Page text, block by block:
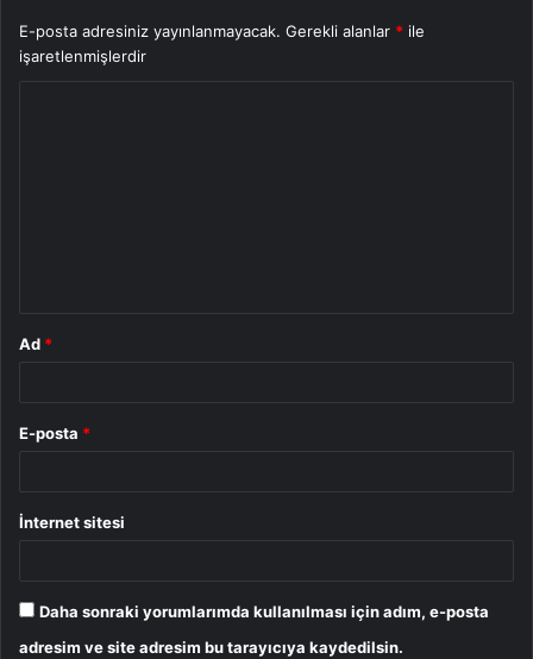
E-posta adresiniz yayınlanmayacak. Gerekli alanlar * ile
işaretlenmişlerdir
Ad *
E-posta *
İnternet sitesi
Daha sonraki yorumlarımda kullanılması için adım, e-posta
adresim ve site adresim bu tarayıcıya kaydedilsin.